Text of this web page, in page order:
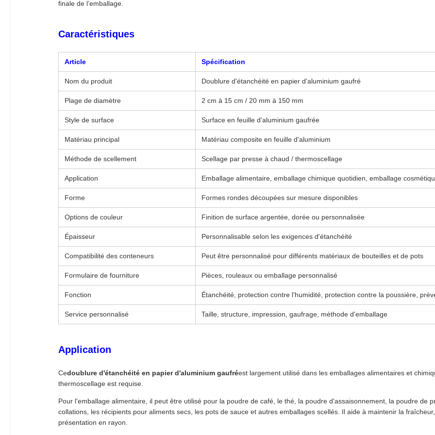
finale de l’emballage.
Caractéristiques
Article Spécification
Nom du produit Doublure d'étanchéité en papier d'aluminium gaufré
Plage de diamètre 2 cm à 15 cm / 20 mm à 150 mm
Style de surface Surface en feuille d'aluminium gaufrée
Matériau principal Matériau composite en feuille d'aluminium
Méthode de scellement Scellage par presse à chaud / thermoscellage
Application Emballage alimentaire, emballage chimique quotidien, emballage
Forme Formes rondes découpées sur mesure disponibles
Options de couleur Finition de surface argentée, dorée ou personnalisée
Épaisseur Personnalisable selon les exigences d'étanchéité
Compatibilité des conteneurs Peut être personnalisé pour différents matériaux de bouteilles et de pots
Formulaire de fourniture Pièces, rouleaux ou emballage personnalisé
Fonction Étanchéité, protection contre l'humidité, protection contre la poussière,
Service personnalisé Taille, structure, impression, gaufrage, méthode d'emballage
Application
Cedoublure d'étanchéité en papier d'aluminium gaufréest largement utilisé dans les emballages alimentaires et
thermoscellage est requise.
Pour l'emballage alimentaire, il peut être utilisé pour la poudre de café, le thé, la poudre d'assaisonnement, la poudre de
collations, les récipients pour aliments secs, les pots de sauce et autres emballages scellés. Il aide à maintenir la
présentation en rayon.